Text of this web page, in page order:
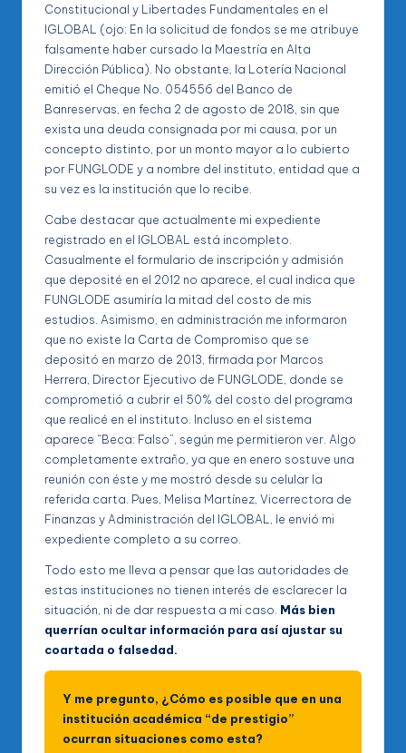
Constitucional y Libertades Fundamentales en el
IGLOBAL (ojo: En la solicitud de fondos se me atribuye
falsamente haber cursado la Maestría en Alta
Dirección Pública). No obstante, la Lotería Nacional
emitió el Cheque No. 054556 del Banco de
Banreservas, en fecha 2 de agosto de 2018, sin que
exista una deuda consignada por mi causa, por un
concepto distinto, por un monto mayor a lo cubierto
por FUNGLODE y a nombre del instituto, entidad que a
su vez es la institución que lo recibe.
Cabe destacar que actualmente mi expediente
registrado en el IGLOBAL está incompleto.
Casualmente el formulario de inscripción y admisión
que deposité en el 2012 no aparece, el cual indica que
FUNGLODE asumiría la mitad del costo de mis
estudios. Asimismo, en administración me informaron
que no existe la Carta de Compromiso que se
depositó en marzo de 2013, firmada por Marcos
Herrera, Director Ejecutivo de FUNGLODE, donde se
comprometió a cubrir el 50% del costo del programa
que realicé en el instituto. Incluso en el sistema
aparece “Beca: Falso”, según me permitieron ver. Algo
completamente extraño, ya que en enero sostuve una
reunión con éste y me mostró desde su celular la
referida carta. Pues, Melisa Martínez, Vicerrectora de
Finanzas y Administración del IGLOBAL, le envió mi
expediente completo a su correo.
Todo esto me lleva a pensar que las autoridades de
estas instituciones no tienen interés de esclarecer la
situación, ni de dar respuesta a mi caso. Más bien
querrían ocultar información para así ajustar su
coartada o falsedad.
Y me pregunto, ¿Cómo es posible que en una
institución académica “de prestigio”
ocurran situaciones como esta?